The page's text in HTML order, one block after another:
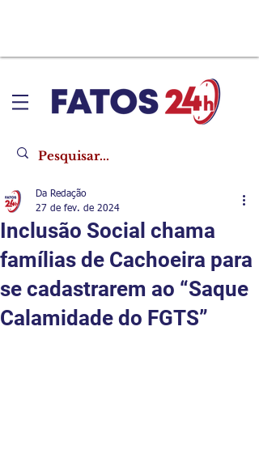
Inclusão Social chama
famílias de Cachoeira para
se cadastrarem ao “Saque
Calamidade do FGTS”
Da Redação
27 de fev. de 2024